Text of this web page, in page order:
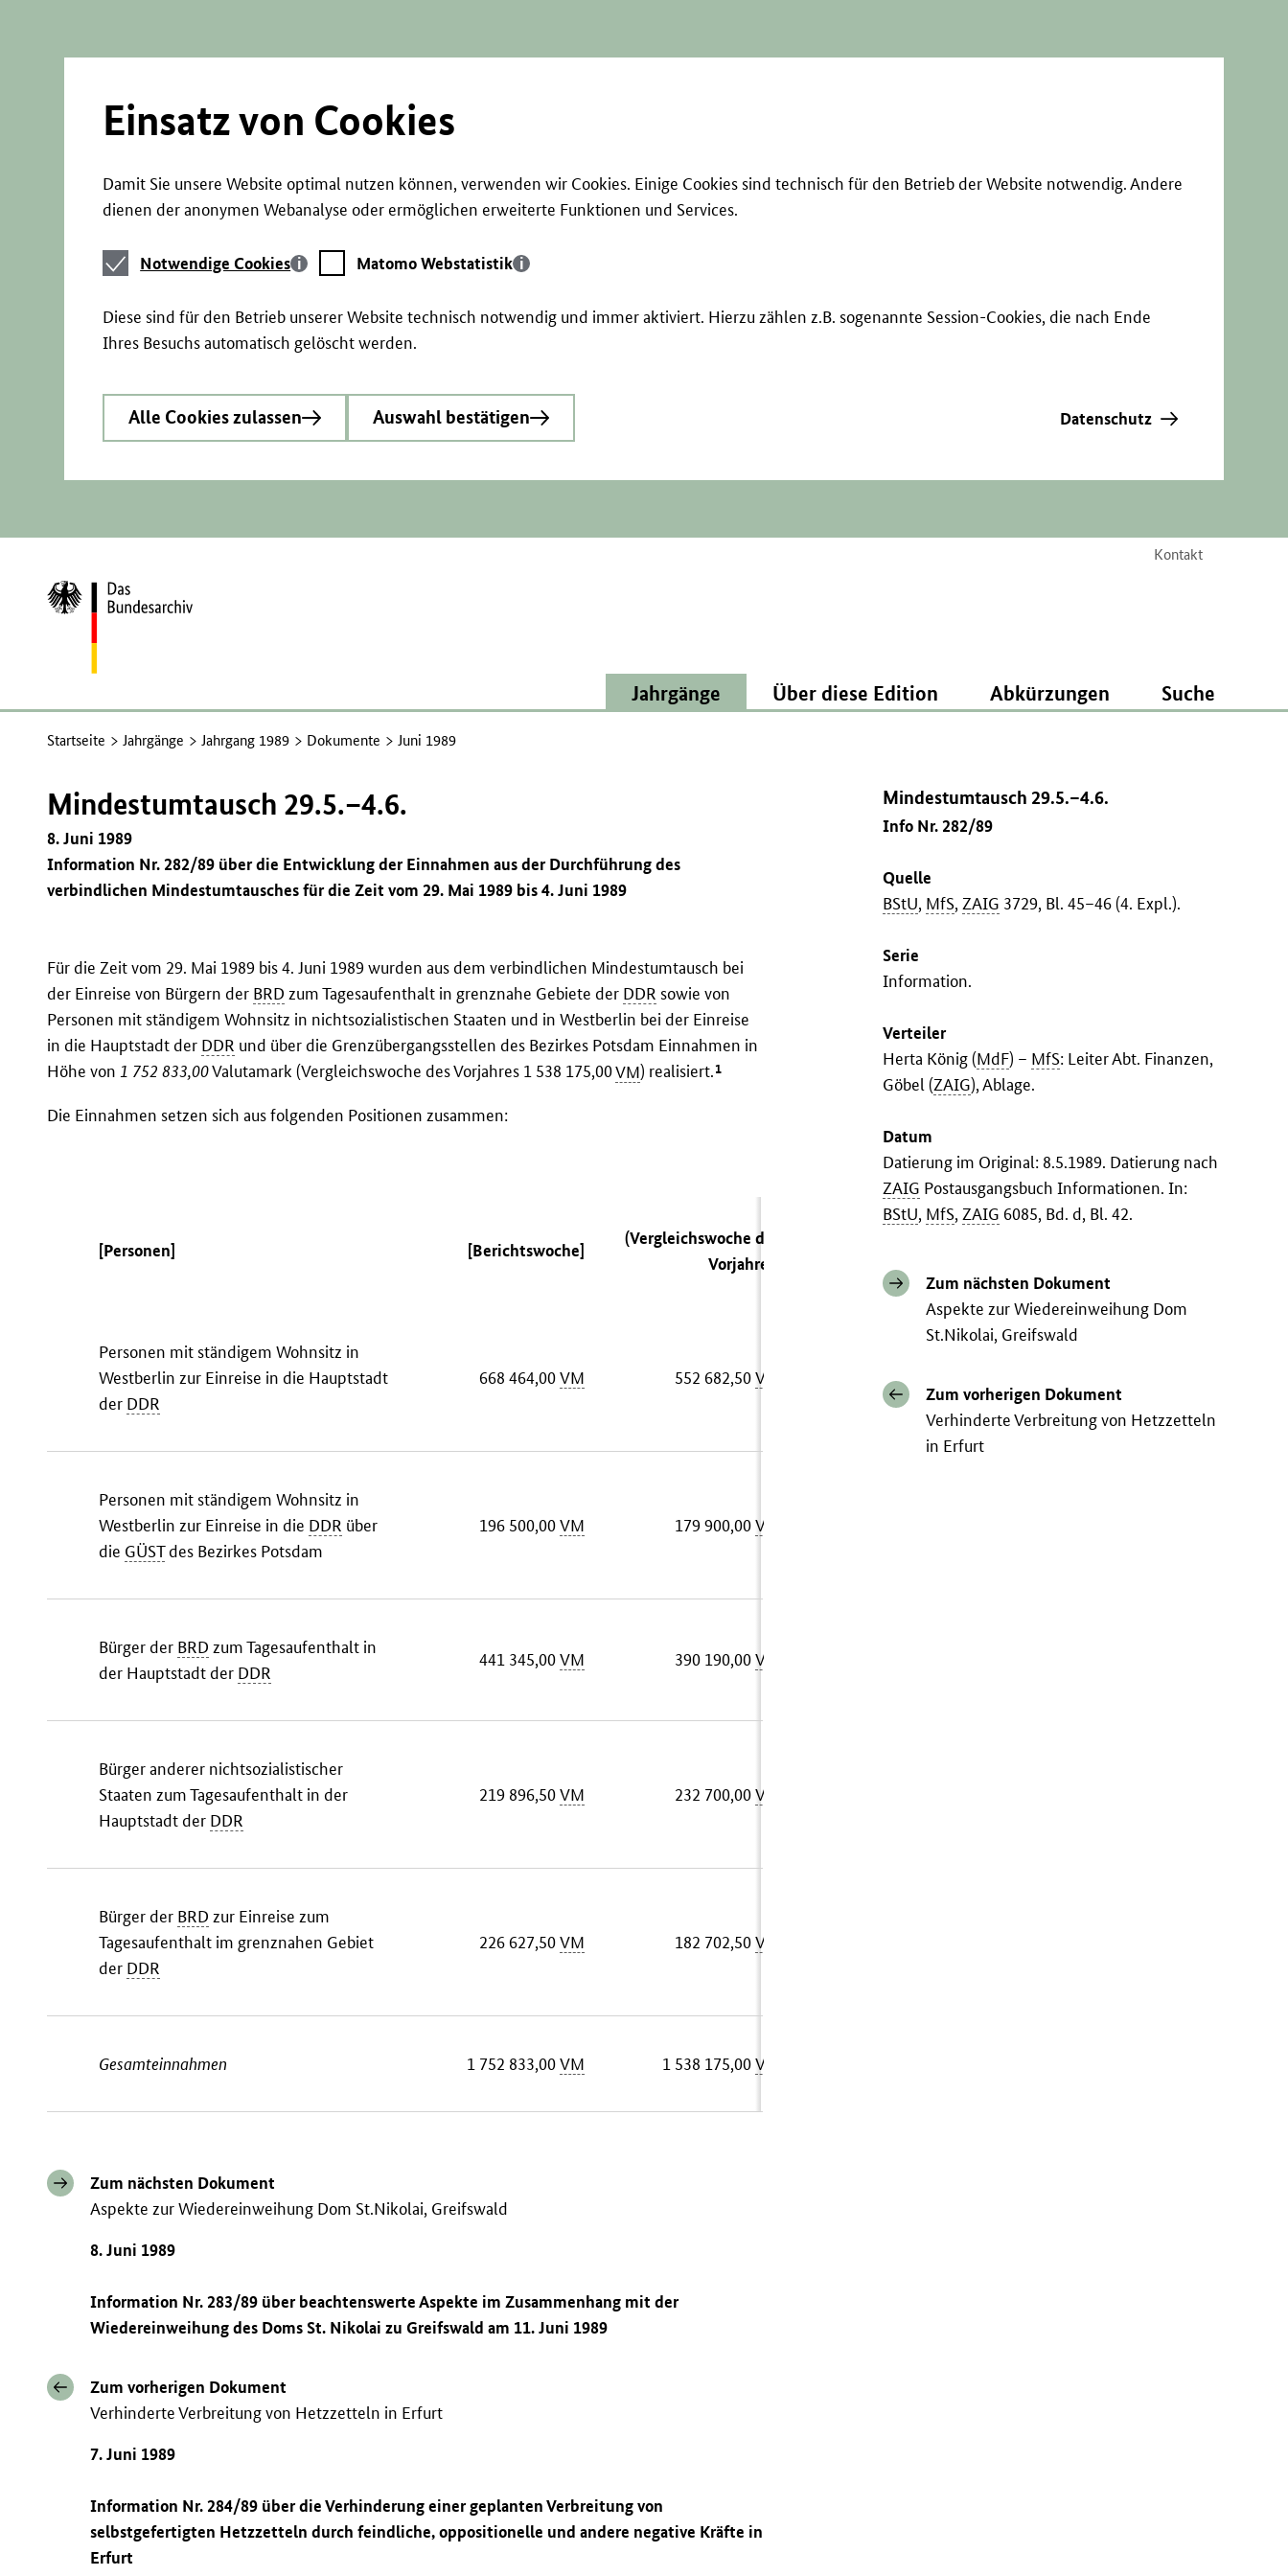
Einsatz von Cookies
Damit Sie unsere Website optimal nutzen können, verwenden wir Cookies. Einige Cookies sind technisch für den Betrieb der Website notwendig. Andere
dienen der anonymen Webanalyse oder ermöglichen erweiterte Funktionen und Services.
Notwendige
Cookies
Notwendige Cookies
Matomo
Webstatistik
Matomo Webstatistik
Diese sind für den Betrieb unserer Website technisch notwendig und immer aktiviert. Hierzu zählen z.B. sogenannte Session-Cookies, die nach Ende
Ihres Besuchs automatisch gelöscht werden.
Alle Cookies zulassen Auswahl bestätigen Datenschutz
Kontakt
Zur
Startseite
Jahrgänge Über diese Edition Abkürzungen Suche
Startseite Jahrgänge Jahrgang 1989 Dokumente Juni 1989
Mindestumtausch 29.5.–4.6.
Info Nr. 282/89
Quelle
BStU, MfS,ZAIG 3729, Bl. 45–46 (4. Expl.).
Serie
Information.
Verteiler
Herta König (MdF) – MfS: Leiter Abt. Finanzen,
Göbel (ZAIG), Ablage.
Datum
Datierung im Original: 8.5.1989. Datierung nach
ZAIG Postausgangsbuch Informationen. In:
BStU, MfS,ZAIG 6085, Bd. d, Bl. 42.
Zum nächsten Dokument
Aspekte zur Wiedereinweihung Dom
St.Nikolai, Greifswald
Zum vorherigen Dokument
Verhinderte Verbreitung von Hetzzetteln
in Erfurt
Mindestumtausch 29.5.–4.6.
8. Juni 1989
Information Nr. 282/89 über die Entwicklung der Einnahmen aus der Durchführung des
verbindlichen Mindestumtausches für die Zeit vom 29. Mai 1989 bis 4. Juni 1989
Für die Zeit vom 29. Mai 1989 bis 4. Juni 1989 wurden aus dem verbindlichen Mindestumtausch bei
der Einreise von Bürgern der BRD zum Tagesaufenthalt in grenznahe Gebiete der DDR sowie von
Personen mit ständigem Wohnsitz in nichtsozialistischen Staaten und in Westberlin bei der Einreise
in die Hauptstadt der DDR und über die Grenzübergangsstellen des Bezirkes Potsdam Einnahmen in
Höhe von1 752 833,00Valutamark (Vergleichswoche des Vorjahres 1 538 175,00VM) realisiert.1
Die Einnahmen setzen sich aus folgenden Positionen zusammen:
[Personen] [Berichtswoche]
(Vergleichswoche des
Vorjahres)
Personen mit ständigem Wohnsitz in
Westberlin zur Einreise in die Hauptstadt
der DDR
668 464,00VM 552 682,50VM
Personen mit ständigem Wohnsitz in
Westberlin zur Einreise in die DDR über
die GÜSTdes Bezirkes Potsdam
196 500,00VM 179 900,00VM
Bürger der BRD zum Tagesaufenthalt in
der Hauptstadt der DDR
441 345,00VM 390 190,00VM
Bürger anderer nichtsozialistischer
Staaten zum Tagesaufenthalt in der
Hauptstadt der DDR
219 896,50VM 232 700,00VM
Bürger der BRD zur Einreise zum
Tagesaufenthalt im grenznahen Gebiet
der DDR
226 627,50VM 182 702,50VM
Gesamteinnahmen 1 752 833,00VM 1 538 175,00VM
Zum nächsten Dokument
Aspekte zur Wiedereinweihung Dom St.Nikolai, Greifswald
8. Juni 1989
Information Nr. 283/89 über beachtenswerte Aspekte im Zusammenhang mit der
Wiedereinweihung des Doms St. Nikolai zu Greifswald am 11. Juni 1989
Zum vorherigen Dokument
Verhinderte Verbreitung von Hetzzetteln in Erfurt
7. Juni 1989
Information Nr. 284/89 über die Verhinderung einer geplanten Verbreitung von
selbstgefertigten Hetzzetteln durch feindliche, oppositionelle und andere negative Kräfte in
Erfurt